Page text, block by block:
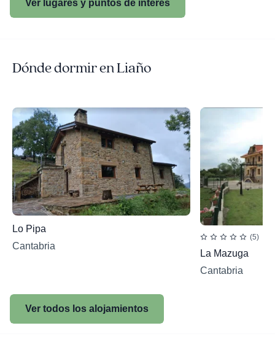
Ver lugares y puntos de interés
Dónde dormir en Liaño
Lo Pipa
Cantabria
(5)
La Mazuga
Cantabria
Ver todos los alojamientos